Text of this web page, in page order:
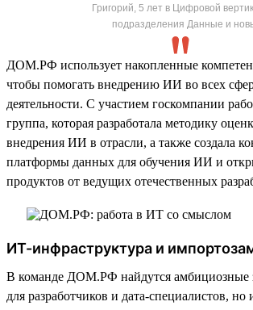
Григорий, 5 лет в Цифровой
подразделения Данные и
ДОМ.РФ использует накопленные
чтобы помогать внедрению ИИ во всех
деятельности. С участием госкомпании
группа, которая разработала методику
внедрения ИИ в отрасли, а также создала
платформы данных для обучения ИИ и
продуктов от ведущих отечественных
ИТ-инфраструктура и
В команде ДОМ.РФ найдутся амбициозные
для разработчиков и дата-специалистов,